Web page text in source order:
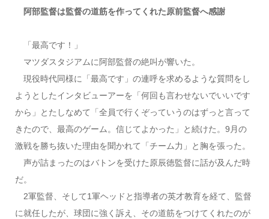
阿部監督は監督の道筋を作ってくれた原前監督へ感謝
「最高です！」
マツダスタジアムに阿部監督の絶叫が響いた。
現役時代同様に「最高です」の連呼を求めるような質問をし
ようとしたインタビューアーを「何回も言わせないでいいです
から」とたしなめて「全員で行くぞっていうのはずっと言って
きたので、最高のゲーム。信じてよかった」と続けた。9月の
激戦を勝ち抜いた理由を聞かれて「チーム力」と胸を張った。
声が詰まったのはバトンを受けた原辰徳監督に話が及んだ時
だ。
2軍監督、そして1軍ヘッドと指導者の英才教育を経て、監督
に就任したが、球団に強く訴え、その道筋をつけてくれたのが